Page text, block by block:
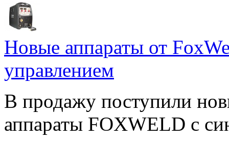
Новые аппараты от
управлением
В продажу поступили
аппараты FOXWELD с